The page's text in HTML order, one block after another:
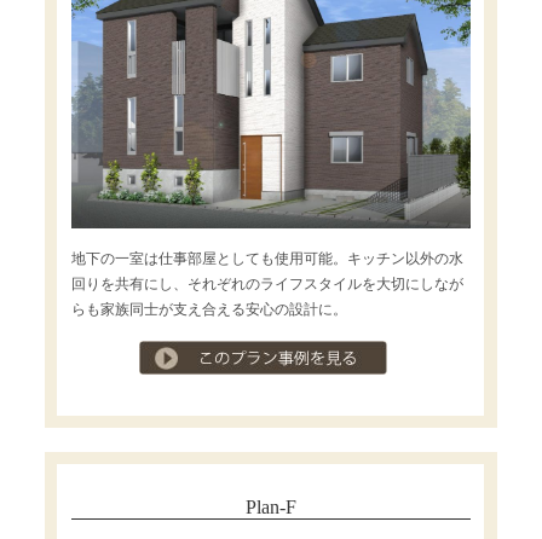
地下の一室は仕事部屋としても使用可能。キッチン以外の水
回りを共有にし、それぞれのライフスタイルを大切にしなが
らも家族同士が支え合える安心の設計に。
Plan-F